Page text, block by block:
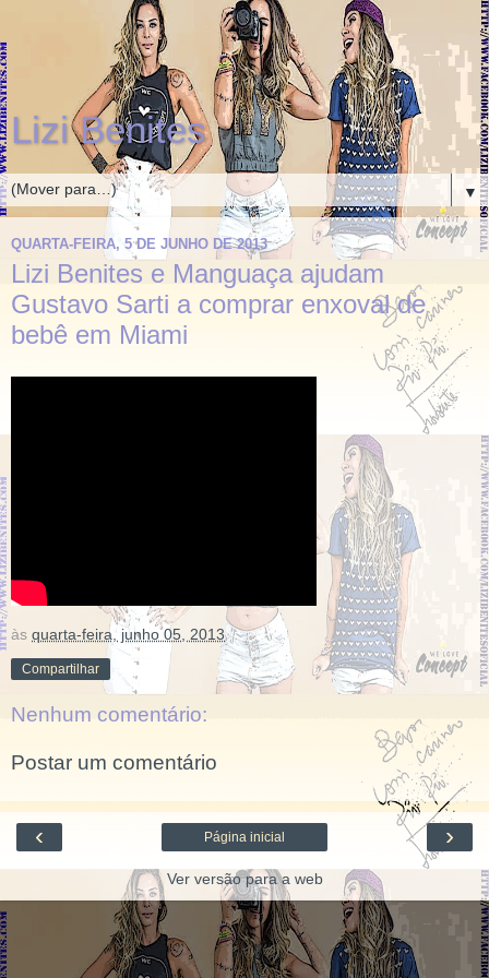
Lizi Benites
▼
QUARTA-FEIRA, 5 DE JUNHO DE 2013
Lizi Benites e Manguaça ajudam
Gustavo Sarti a comprar enxoval de
bebê em Miami
às quarta-feira, junho 05, 2013
Compartilhar
Nenhum comentário:
Postar um comentário
‹ ›
Página inicial
Ver versão para a web